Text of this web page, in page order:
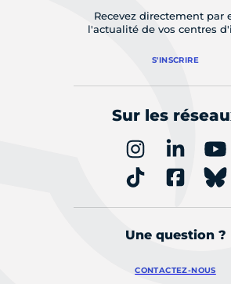
Recevez directement par
l'actualité de vos centres
S'INSCRIRE
Sur les
Une question ?
CONTACTEZ-NOUS